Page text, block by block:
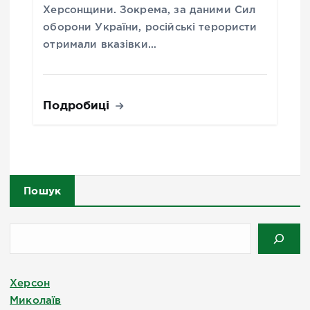
Херсонщини. Зокрема, за даними Сил
оборони України, російські терористи
отримали вказівки…
Подробиці
Пошук
Херсон
Миколаїв